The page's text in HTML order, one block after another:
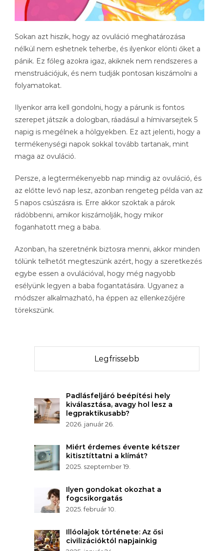
Sokan azt hiszik, hogy az ovuláció meghatározása
nélkül nem eshetnek teherbe, és ilyenkor elönti őket a
pánik. Ez főleg azokra igaz, akiknek nem rendszeres a
menstruációjuk, és nem tudják pontosan kiszámolni a
folyamatokat.
Ilyenkor arra kell gondolni, hogy a párunk is fontos
szerepet játszik a dologban, ráadásul a hímivarsejtek 5
napig is megélnek a hölgyekben. Ez azt jelenti, hogy a
termékenységi napok sokkal tovább tartanak, mint
maga az ovuláció.
Persze, a legtermékenyebb nap mindig az ovuláció, és
az előtte levő nap lesz, azonban rengeteg példa van az
5 napos csúszásra is. Erre akkor szoktak a párok
rádöbbenni, amikor kiszámolják, hogy mikor
foganhatott meg a baba.
Azonban, ha szeretnénk biztosra menni, akkor minden
tőlünk telhetőt megteszünk azért, hogy a szeretkezés
egybe essen a ovulációval, hogy még nagyobb
esélyünk legyen a baba fogantatására. Ugyanez a
módszer alkalmazható, ha éppen az ellenkezőjére
törekszünk.
Legfrissebb
Padlásfeljáró beépítési hely
kiválasztása, avagy hol lesz a
legpraktikusabb?
2026. január 26.
Miért érdemes évente kétszer
kitisztíttatni a klímát?
2025. szeptember 19.
Ilyen gondokat okozhat a
fogcsikorgatás
2025. február 10.
Illóolajok története: Az ősi
civilizációktól napjainkig